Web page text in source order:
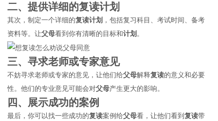
二、提供详细的复读计划
其次，制定一个详细的复读计划 ，包括复习科目、考试时间、备考
资料等。让父母看到你有清晰的目标和计划 。
三、寻求老师或专家意见
不妨寻求老师或专家的意见，让他们给父母解释复读的意义和必要
性。他们的专业意见可能会对父母产生更大的影响。
四、展示成功的案例
最后，你可以找一些成功的复读案例给父母看，让他们看到复读带